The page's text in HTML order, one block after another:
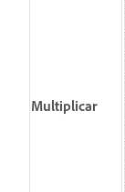
Multiplicar